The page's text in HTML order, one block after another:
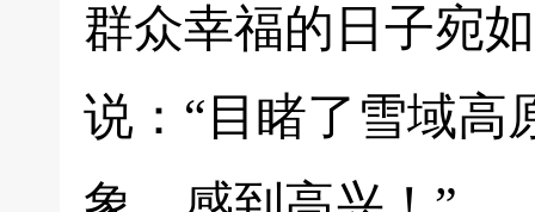
群众幸福的日子宛
说：“目睹了雪域高